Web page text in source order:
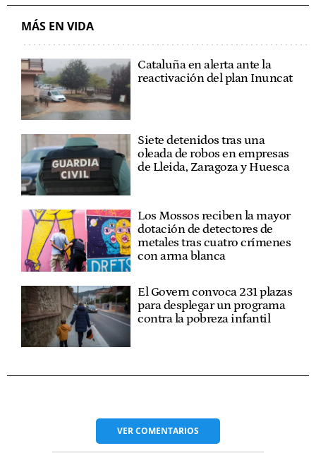
MÁS EN VIDA
Cataluña en alerta ante la
reactivación del plan Inuncat
Siete detenidos tras una
oleada de robos en empresas
de Lleida, Zaragoza y Huesca
Los Mossos reciben la mayor
dotación de detectores de
metales tras cuatro crímenes
con arma blanca
El Govern convoca 231 plazas
para desplegar un programa
contra la pobreza infantil
VERCOMENTARIOS